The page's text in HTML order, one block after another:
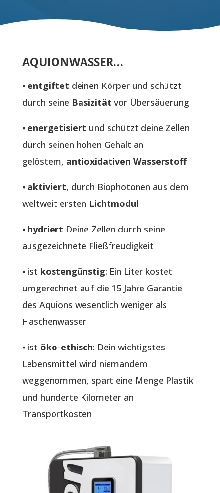
AQUIONWASSER…
⦁ entgiftet deinen Körper und schützt
durch seine Basizität vor Übersäuerung
⦁ energetisiert und schützt deine Zellen
durch seinen hohen Gehalt an
gelöstem, antioxidativen Wasserstoff
⦁ aktiviert, durch Biophotonen aus dem
weltweit ersten Lichtmodul
⦁ hydriert Deine Zellen durch seine
ausgezeichnete Fließfreudigkeit
⦁ ist kostengünstig: Ein Liter kostet
umgerechnet auf die 15 Jahre Garantie
des Aquions wesentlich weniger als
Flaschenwasser
⦁ ist öko-ethisch: Dein wichtigstes
Lebensmittel wird niemandem
weggenommen, spart eine Menge Plastik
und hunderte Kilometer an
Transportkosten